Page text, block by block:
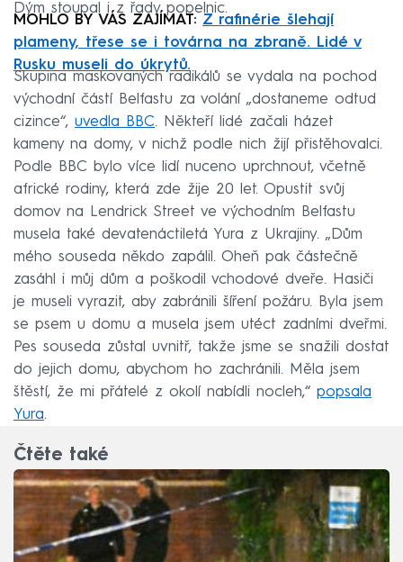
Dým stoupal i z řady popelnic.
MOHLO BY VÁS ZAJÍMAT: Z rafinérie šlehají
plameny, třese se i továrna na zbraně. Lidé v
Rusku museli do úkrytů.
Skupina maskovaných radikálů se vydala na pochod
východní částí Belfastu za volání „dostaneme odtud
cizince“, uvedla BBC. Někteří lidé začali házet
kameny na domy, v nichž podle nich žijí přistěhovalci.
Podle BBC bylo více lidí nuceno uprchnout, včetně
africké rodiny, která zde žije 20 let. Opustit svůj
domov na Lendrick Street ve východním Belfastu
musela také devatenáctiletá Yura z Ukrajiny. „Dům
mého souseda někdo zapálil. Oheň pak částečně
zasáhl i můj dům a poškodil vchodové dveře. Hasiči
je museli vyrazit, aby zabránili šíření požáru. Byla jsem
se psem u domu a musela jsem utéct zadními dveřmi.
Pes souseda zůstal uvnitř, takže jsme se snažili dostat
do jejich domu, abychom ho zachránili. Měla jsem
štěstí, že mi přátelé z okolí nabídli nocleh,“ popsala
Yura.
Čtěte také